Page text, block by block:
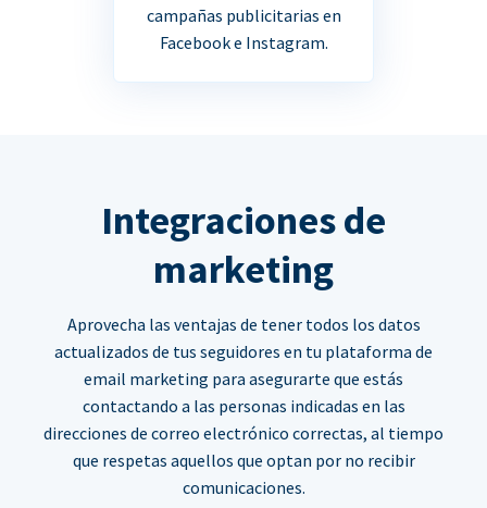
campañas publicitarias en
Facebook e Instagram.
Integraciones de
marketing
Aprovecha las ventajas de tener todos los datos
actualizados de tus seguidores en tu plataforma de
email marketing para asegurarte que estás
contactando a las personas indicadas en las
direcciones de correo electrónico correctas, al tiempo
que respetas aquellos que optan por no recibir
comunicaciones.